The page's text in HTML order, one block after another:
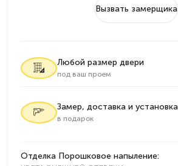
Вызвать замерщика
Любой размер двери
под ваш проем
Замер, доставка и установка
в подарок
Отделка Порошковое напыление: